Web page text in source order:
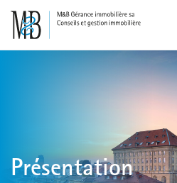
Présentation